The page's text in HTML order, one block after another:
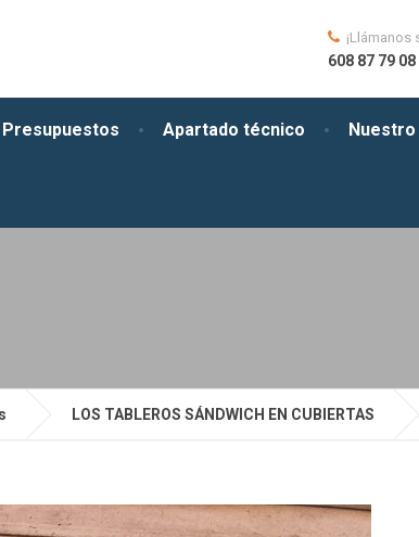
Presupuestos Apartado técnico Nuestro
608 87 79
LOS TABLEROS SÁNDWICH EN CUBIERTAS